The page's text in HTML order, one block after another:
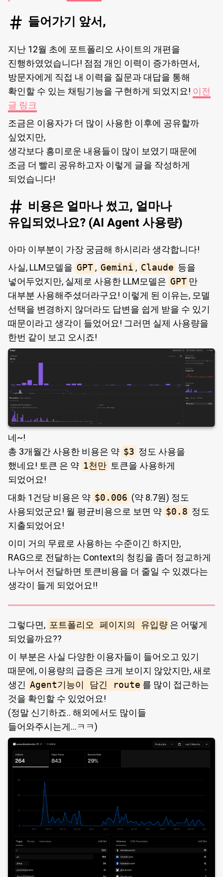
들어가기 앞서,
지난 12월 초에 포트폴리오 사이트의 개편을
진행하였었습니다! 점점 개인 이력이 증가하면서,
방문자에게 직접 내 이력을 질문과 대답을 통해
확인할 수 있는 채팅기능을 구현하게 되었지요! 이전
글 링크
조금은 이용자가 더 많이 사용한 이후에 공유할까
싶었지만,
생각보다 흥미로운 내용들이 많이 보였기 때문에
조금 더 빨리 공유하고자 이렇게 글을 작성하게
되었습니다!
비용은 얼마나 썼고, 얼마나
유입되었나요? (AI Agent 사용량)
아마 이부분이 가장 궁금해 하시리라 생각합니다!
사실, LLM모델을 GPT , Gemini , Claude 등을
넣어두었지만, 실제로 사용한 LLM모델은 GPT 만
대부분 사용해주셨더라구요! 이렇게 된 이유는, 모델
선택을 변경하지 않더라도 답변을 쉽게 받을 수 있기
때문이라고 생각이 들었어요! 그러면 실제 사용량을
한번 같이 보고 오시죠!
네~!
총 3개월간 사용한 비용은 약 $3 정도 사용을
했네요! 토큰 은 약 1천만 토큰을 사용하게
되었어요!
대화 1건당 비용은 약 $0.006 (약 8.7원) 정도
사용되었군요! 월 평균비용으로 보면 약 $0.8 정도
지출되었어요!
이미 거의 무료로 사용하는 수준이긴 하지만,
RAG으로 전달하는 Context의 청킹을 좀더 정교하게
나누어서 전달하면 토큰비용을 더 줄일 수 있겠다는
생각이 들게 되었어요!!
그렇다면, 포트폴리오 페이지의 유입량 은 어떻게
되었을까요??
이 부분은 사실 다양한 이용자들이 들어오고 있기
때문에, 이용량의 급증은 크게 보이지 않았지만, 새로
생긴 Agent기능이 담긴 route 를 많이 접근하는
것을 확인할 수 있었어요!
(정말 신기하죠.. 해외에서도 많이들
들어와주시는게…ㅋㅋ)